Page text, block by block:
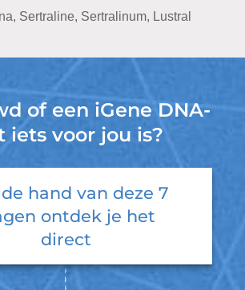
Sertraline, Sertralinum, Lustral
of een iGene DNA-
iets voor jou is?
hand van deze 7
ontdek je het
direct